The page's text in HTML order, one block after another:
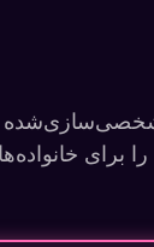
برای